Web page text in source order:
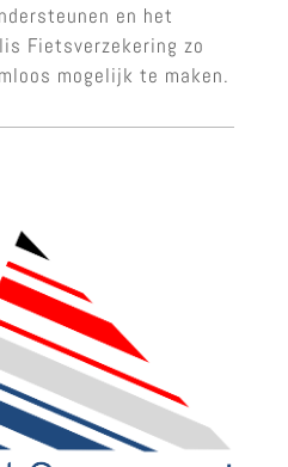
en het
Fietsverzekering zo
mogelijk te maken.